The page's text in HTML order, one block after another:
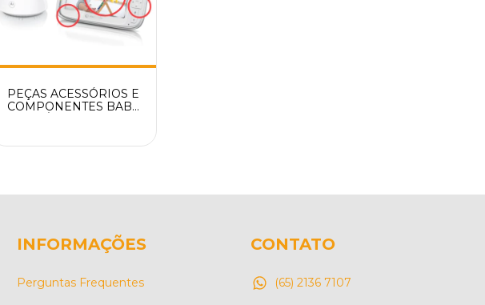
PEÇAS ACESSÓRIOS E
COMPONENTES BABÁ
MOTOROLA PEÇA
INFORMAÇÕES
Perguntas Frequentes
CONTATO
(65) 2136 7107